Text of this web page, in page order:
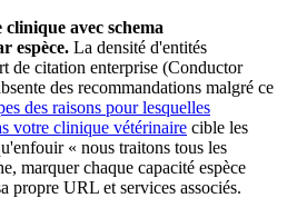
avec schema
espèce. La densité d'entités
de citation enterprise (Conductor
des recommandations malgré ce
des raisons pour lesquelles
votre clinique vétérinaire cible les
« nous traitons tous les
marquer chaque capacité espèce
propre URL et services associés.